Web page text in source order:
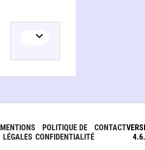
MENTIONS
LÉGALES
POLITIQUE DE
CONFIDENTIALITÉ
CONTACT